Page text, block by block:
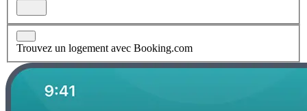
Trouvez un logement avec Booking.com